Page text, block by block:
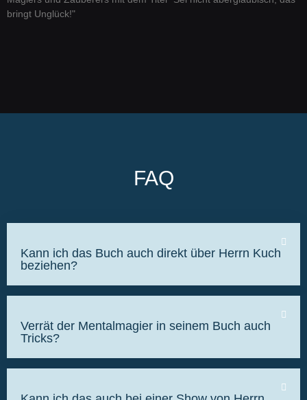
FAQ
Kann ich das Buch auch direkt über Herrn Kuch
beziehen?
Verrät der Mentalmagier in seinem Buch auch
Tricks?